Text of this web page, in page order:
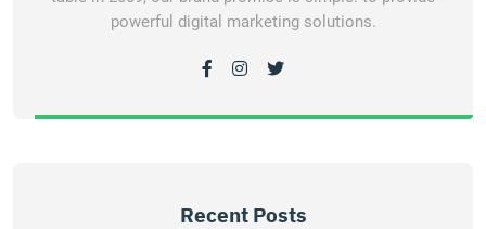
powerful digital marketing solutions.
Recent Posts